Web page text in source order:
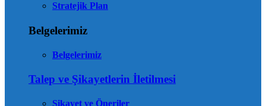
Stratejik Plan
Belgelerimiz
Belgelerimiz
Talep ve Şikayetlerin İletilmesi
Şikayet ve Öneriler